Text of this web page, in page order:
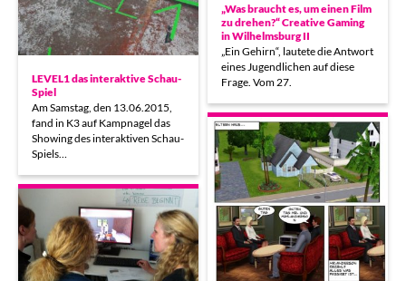
„Was braucht es, um einen Film
zu drehen?“ Creative Gaming
in Wilhelmsburg II
„Ein Gehirn“, lautete die Antwort
eines Jugendlichen auf diese
Frage. Vom 27.
LEVEL1 das interaktive Schau-
Spiel
Am Samstag, den 13.06.2015,
fand in K3 auf Kampnagel das
Showing des interaktiven Schau-
Spiels…